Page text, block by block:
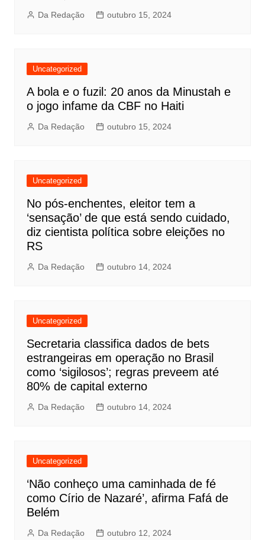
Da Redação outubro 15, 2024
Uncategorized
A bola e o fuzil: 20 anos da Minustah e
o jogo infame da CBF no Haiti
Da Redação outubro 15, 2024
Uncategorized
No pós-enchentes, eleitor tem a
‘sensação’ de que está sendo cuidado,
diz cientista política sobre eleições no
RS
Da Redação outubro 14, 2024
Uncategorized
Secretaria classifica dados de bets
estrangeiras em operação no Brasil
como ‘sigilosos’; regras preveem até
80% de capital externo
Da Redação outubro 14, 2024
Uncategorized
‘Não conheço uma caminhada de fé
como Círio de Nazaré’, afirma Fafá de
Belém
Da Redação outubro 12, 2024